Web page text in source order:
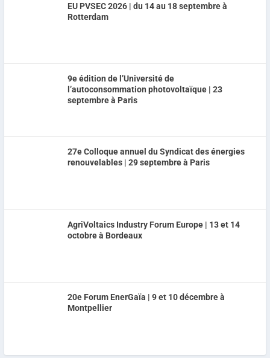
EU PVSEC 2026 | du 14 au 18 septembre à
Rotterdam
9e édition de l’Université de
l’autoconsommation photovoltaïque | 23
septembre à Paris
27e Colloque annuel du Syndicat des énergies
renouvelables | 29 septembre à Paris
AgriVoltaics Industry Forum Europe | 13 et 14
octobre à Bordeaux
20e Forum EnerGaïa | 9 et 10 décembre à
Montpellier